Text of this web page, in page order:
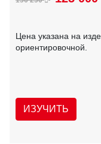
Цена указана на
ориентировочной.
ИЗУЧИТЬ